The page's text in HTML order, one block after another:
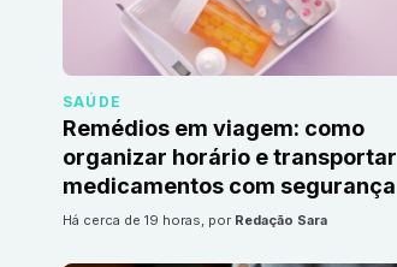
SAÚDE
Remédios em viagem: como
organizar horário e transportar
medicamentos com segurança
há cerca de 19 horas, por Redação Sara